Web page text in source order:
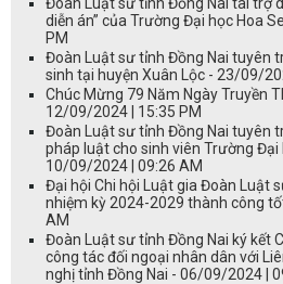
diễn án” của Trường Đại học Hoa
PM
Đoàn Luật sư tỉnh Đồng Nai tuyên
sinh tại huyện Xuân Lộc - 23/09/
Chúc Mừng 79 Năm Ngày Truyền
12/09/2024 | 15:35 PM
Đoàn Luật sư tỉnh Đồng Nai tuyên
pháp luật cho sinh viên Trường Đại
10/09/2024 | 09:26 AM
Đại hội Chi hội Luật gia Đoàn Luật
nhiệm kỳ 2024-2029 thành công
AM
Đoàn Luật sư tỉnh Đồng Nai ký kết
công tác đối ngoại nhân dân với
nghị tỉnh Đồng Nai - 06/09/2024 |